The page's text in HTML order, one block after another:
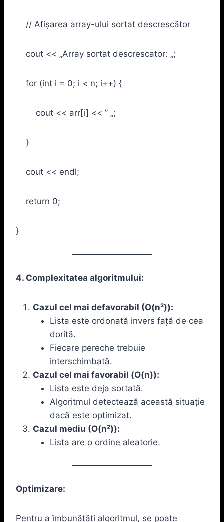
// Afișarea array-ului sortat descrescător
cout << „Array sortat descrescator: „;
for (int i = 0; i < n; i++) {
cout << arr[i] << ” „;
}
cout << endl;
return 0;
}
4. Complexitatea algoritmului:
Cazul cel mai defavorabil (O(n²)):
Lista este ordonată invers față de cea
dorită.
Fiecare pereche trebuie
interschimbată.
Cazul cel mai favorabil (O(n)):
Lista este deja sortată.
Algoritmul detectează această situație
dacă este optimizat.
Cazul mediu (O(n²)):
Lista are o ordine aleatorie.
Optimizare:
Pentru a îmbunătăți algoritmul, se poate